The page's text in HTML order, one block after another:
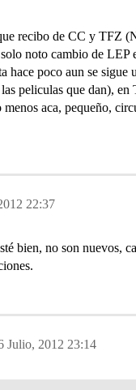
recibo de CC y TFZ
noto cambio de LEP
hace poco aun se sigue
peliculas que dan), en
aca, pequeño,
22:37
bien, no son nuevos,
Julio, 2012 23:14